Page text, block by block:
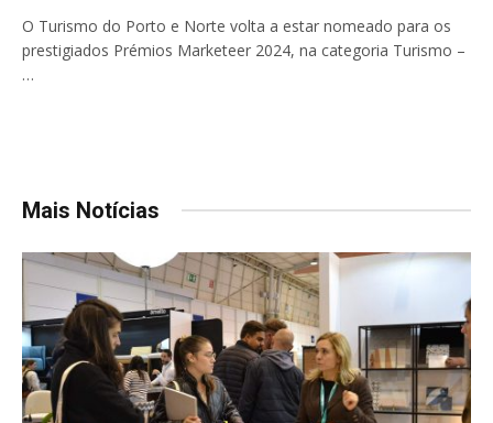
O Turismo do Porto e Norte volta a estar nomeado para os
prestigiados Prémios Marketeer 2024, na categoria Turismo –
…
Mais Notícias